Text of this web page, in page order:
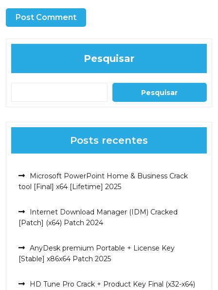
Pesquisar
Pesquisar
Posts recentes
Microsoft PowerPoint Home & Business Crack
tool [Final] x64 [Lifetime] 2025
Internet Download Manager (IDM) Cracked
[Patch] (x64) Patch 2024
AnyDesk premium Portable + License Key
[Stable] x86x64 Patch 2025
HD Tune Pro Crack + Product Key Final (x32-x64)